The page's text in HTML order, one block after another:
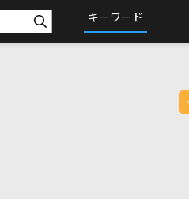
キーワード